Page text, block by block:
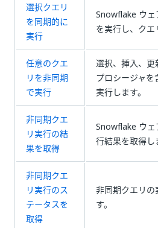
選択クエリ
を同期的に
実行
Snowflake ウェ
を実行し、クエ
任意のクエ
リを非同期
で実行
選択、挿入、更
プロシージャ
実行します。
非同期クエ
リ実行の結
果を取得
Snowflake ウェ
行結果を取得し
非同期クエ
リ実行のス
テータスを
取得
非同期クエリの
す。